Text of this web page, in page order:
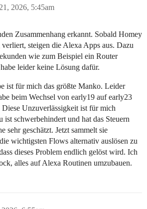
2026, 5:45am
Zusammenhang erkannt. Sobald Homey
steigen die Alexa Apps aus. Dazu
wie zum Beispiel ein Router
leider keine Lösung dafür.
ist für mich das größte Manko. Leider
beim Wechsel von early19 auf early23
Unzuverlässigkeit ist für mich
ist schwerbehindert und hat das Steuern
sehr geschätzt. Jetzt sammelt sie
wichtigsten Flows alternativ auslösen zu
dieses Problem endlich gelöst wird. Ich
alles auf Alexa Routinen umzubauen.